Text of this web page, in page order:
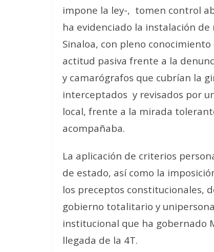
impone la ley-, tomen control
ha evidenciado la instalación
Sinaloa, con pleno
actitud pasiva frente a la
y camarógrafos que cubrían la
interceptados y revisados por
local, frente a la mirada
acompañaba.
La aplicación de criterios
de estado, así como la
los preceptos constitucionales,
gobierno totalitario y
institucional que ha gobernado
llegada de la 4T.